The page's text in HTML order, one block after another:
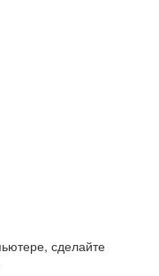
сделайте